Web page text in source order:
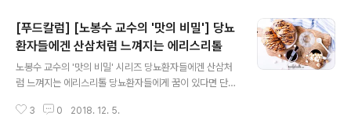
[푸드칼럼] [노봉수 교수의 '맛의 비밀'] 당뇨
환자들에겐 산삼처럼 느껴지는 에리스리톨
노봉수 교수의 '맛의 비밀' 시리즈 당뇨환자들에겐 산삼처
럼 느껴지는 에리스리톨 당뇨환자들에게 꿈이 있다면 단맛
내는 식품소재는 입안에서 느끼는 것이 금지될 정도의 식
3 0 2018. 12. 5.